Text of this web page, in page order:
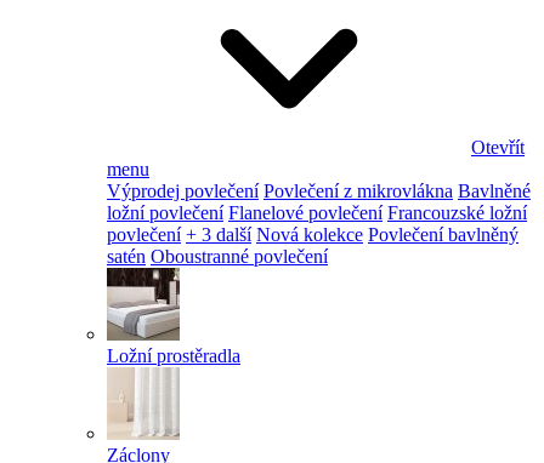
Otevřít
menu
Výprodej povlečení Povlečení z mikrovlákna Bavlněné
ložní povlečení Flanelové povlečení Francouzské ložní
povlečení + 3 další Nová kolekce Povlečení bavlněný
satén Oboustranné povlečení
Ložní prostěradla
Záclony